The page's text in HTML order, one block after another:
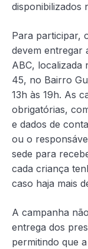
disponibilizados
Para participar,
devem entregar
ABC, localizada
45, no Bairro
13h às 19h. As
obrigatórias,
e dados de
ou o
sede para
cada criança
caso haja mais
A campanha
entrega dos
permitindo que